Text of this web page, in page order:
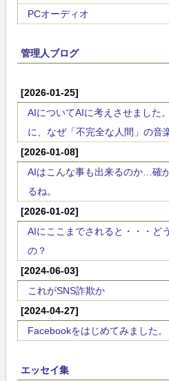
PCオーディオ
管理人ブログ
[2026-01-25]
AIについてAIに考えさせました
に、なぜ「不完全な人間」の音
[2026-01-08]
AIはこんな事も出来るのか…確
るね。
[2026-01-02]
AIにここまでされると・・・ど
の？
[2024-06-03]
これがSNS詐欺か
[2024-04-27]
Facebookをはじめてみました。
エッセイ集